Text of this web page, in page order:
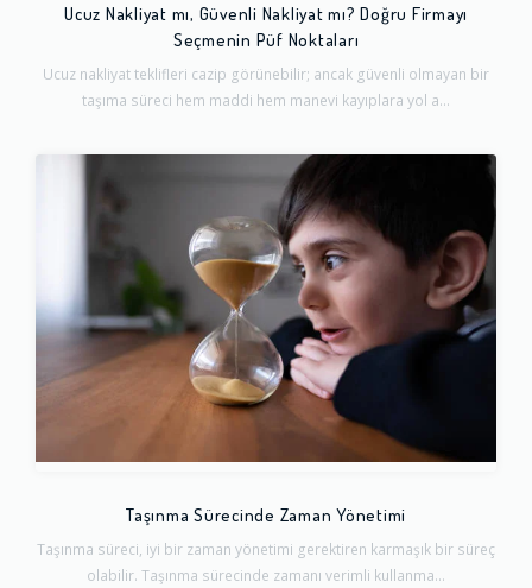
Ucuz Nakliyat mı, Güvenli Nakliyat mı? Doğru Firmayı
Seçmenin Püf Noktaları
Ucuz nakliyat teklifleri cazip görünebilir; ancak güvenli olmayan bir
taşıma süreci hem maddi hem manevi kayıplara yol a...
Taşınma Sürecinde Zaman Yönetimi
Taşınma süreci, iyi bir zaman yönetimi gerektiren karmaşık bir süreç
olabilir. Taşınma sürecinde zamanı verimli kullanma...